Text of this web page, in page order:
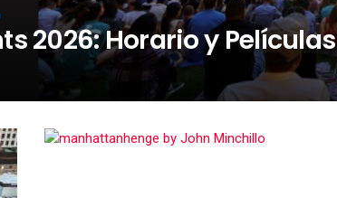
2026: Horario y Películas